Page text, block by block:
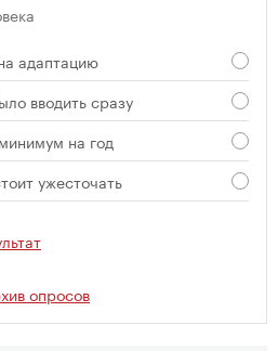
адаптацию
вводить сразу
на год
ужесточать
опросов